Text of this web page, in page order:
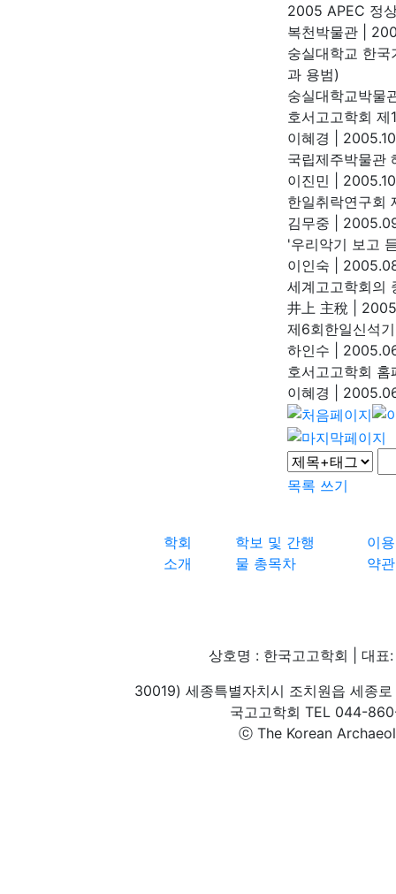
2005 APEC 정
복천박물관
숭실대학교 한
과 용범)
숭실대학교박물
호서고고학회
이혜경
국립제주박물관
이진민
한일취락연구회
김무중
'우리악기 보고
이인숙
세계고고학회의
井上 主稅
제6회한일신석
하인수
호서고고학회
이혜경
목록 쓰기
학회
소개
학보 및 간행
물 총목차
이용
약관
상호명 : 한국고고학회 | 대
30019) 세종특별자치시 조치원읍 세종
국고고학회 TEL 044-
ⓒ The Korean